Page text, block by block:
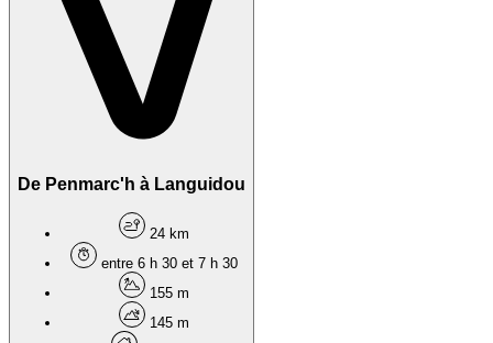
De Penmarc'h à Languidou
24 km
entre 6 h 30 et 7 h 30
155 m
145 m